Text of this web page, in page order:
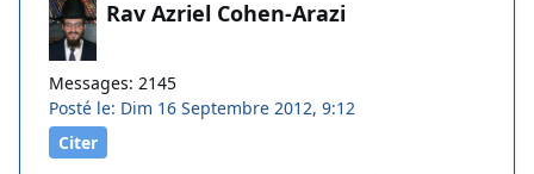
Rav Azriel Cohen-Arazi
Messages: 2145
Posté le: Dim 16 Septembre 2012, 9:12
Citer